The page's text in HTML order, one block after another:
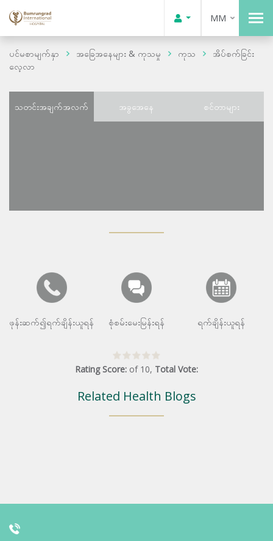
MM
ပင်မစာမျက်နှာ အခြေအနေများ & ကုသမှု ကုသ
အိပ်စက်ခြင်း
လေ့လာ
သတင်းအချက်အလက် အခွအေနေ စင်တာများ
ဖုန်းဆက်၍ရက်ချိန်းယူရန် စုံစမ်းမေးမြန်းရန် ရက်ချိန်းယူရန်
Rating Score: of 10, Total Vote:
Related Health Blogs